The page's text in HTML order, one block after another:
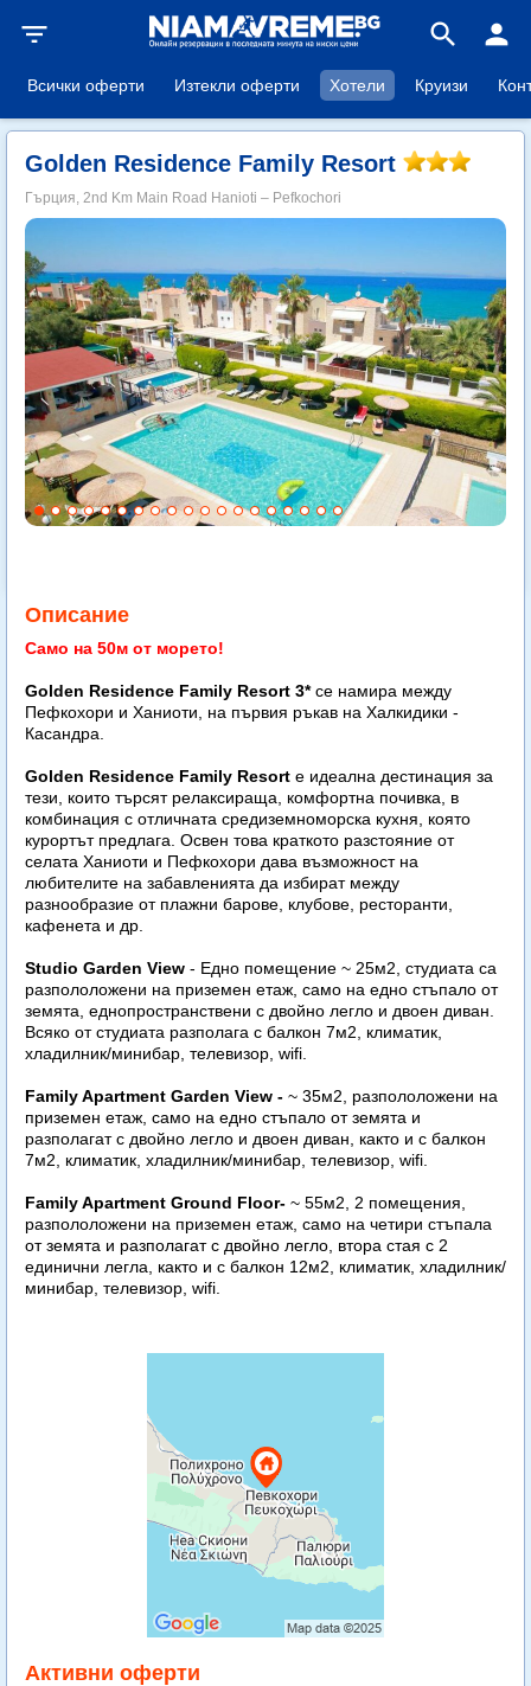
filter_list search person
Всички оферти Изтекли оферти Хотели Круизи
Golden Residence Family Resort
Гърция, 2nd Km Main Road Hanioti – Pefkochori
Описание
Само на 50м от морето!
Golden Residence Family Resort 3*се намира между
Пефкохори и Ханиоти, на първия ръкав на Халкидики -
Касандра.
Golden Residence Family Resort е идеална дестинация за
тези, които търсят релаксираща, комфортна почивка, в
комбинация с отличната средиземноморска кухня, която
курортът предлага. Освен това краткото разстояние от
селата Ханиоти и Пефкохори дава възможност на
любителите на забавленията да избират между
разнообразие от плажни барове, клубове, ресторанти,
кафенета и др.
Studio Garden View - Едно помещение ~ 25м2, студиата са
разпололожени на приземен етаж, само на едно стъпало от
земята, еднопространствени с двойно легло и двоен диван.
Всяко от студиата разполага с балкон 7м2, климатик,
хладилник/минибар, телевизор, wifi.
Family Apartment Garden View - ~ 35м2, разпололожени на
приземен етаж, само на едно стъпало от земята и
разполагат с двойно легло и двоен диван, както и с балкон
7м2, климатик, хладилник/минибар, телевизор, wifi.
Family Apartment Ground Floor- ~ 55м2, 2 помещения,
разпололожени на приземен етаж, само на четири стъпала
от земята и разполагат с двойно легло, втора стая с 2
единични легла, както и с балкон 12м2, климатик, хладилник/
минибар, телевизор, wifi.
Активни оферти